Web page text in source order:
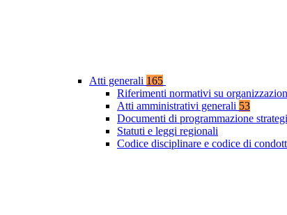
Atti generali 165
Riferimenti normativi su
Atti amministrativi generali 53
Documenti di programmazione
Statuti e leggi regionali
Codice disciplinare e codice di